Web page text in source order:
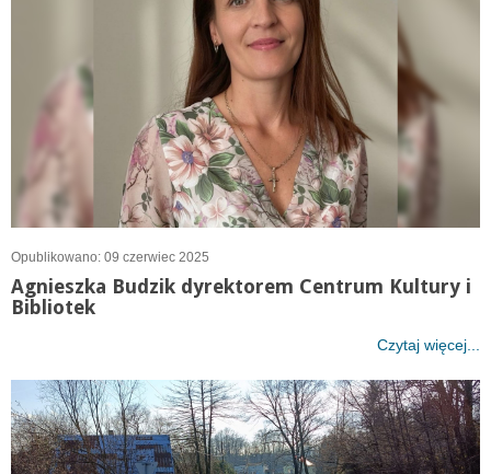
Opublikowano: 09 czerwiec 2025
Agnieszka Budzik dyrektorem Centrum Kultury i
Bibliotek
Czytaj więcej...